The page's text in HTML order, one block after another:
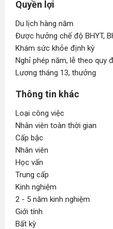
Quyền lợi
Du lịch hàng năm
Được hưởng chế độ BHYT,
Khám sức khỏe định kỳ
Nghỉ phép năm, lễ theo quy
Lương tháng 13, thưởng
Thông tin khác
Loại công việc
Nhân viên toàn thời gian
Cấp bậc
Nhân viên
Học vấn
Trung cấp
Kinh nghiệm
2 - 5 năm kinh nghiệm
Giới tính
Bất kỳ